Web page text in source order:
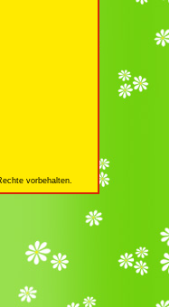
vorbehalten.